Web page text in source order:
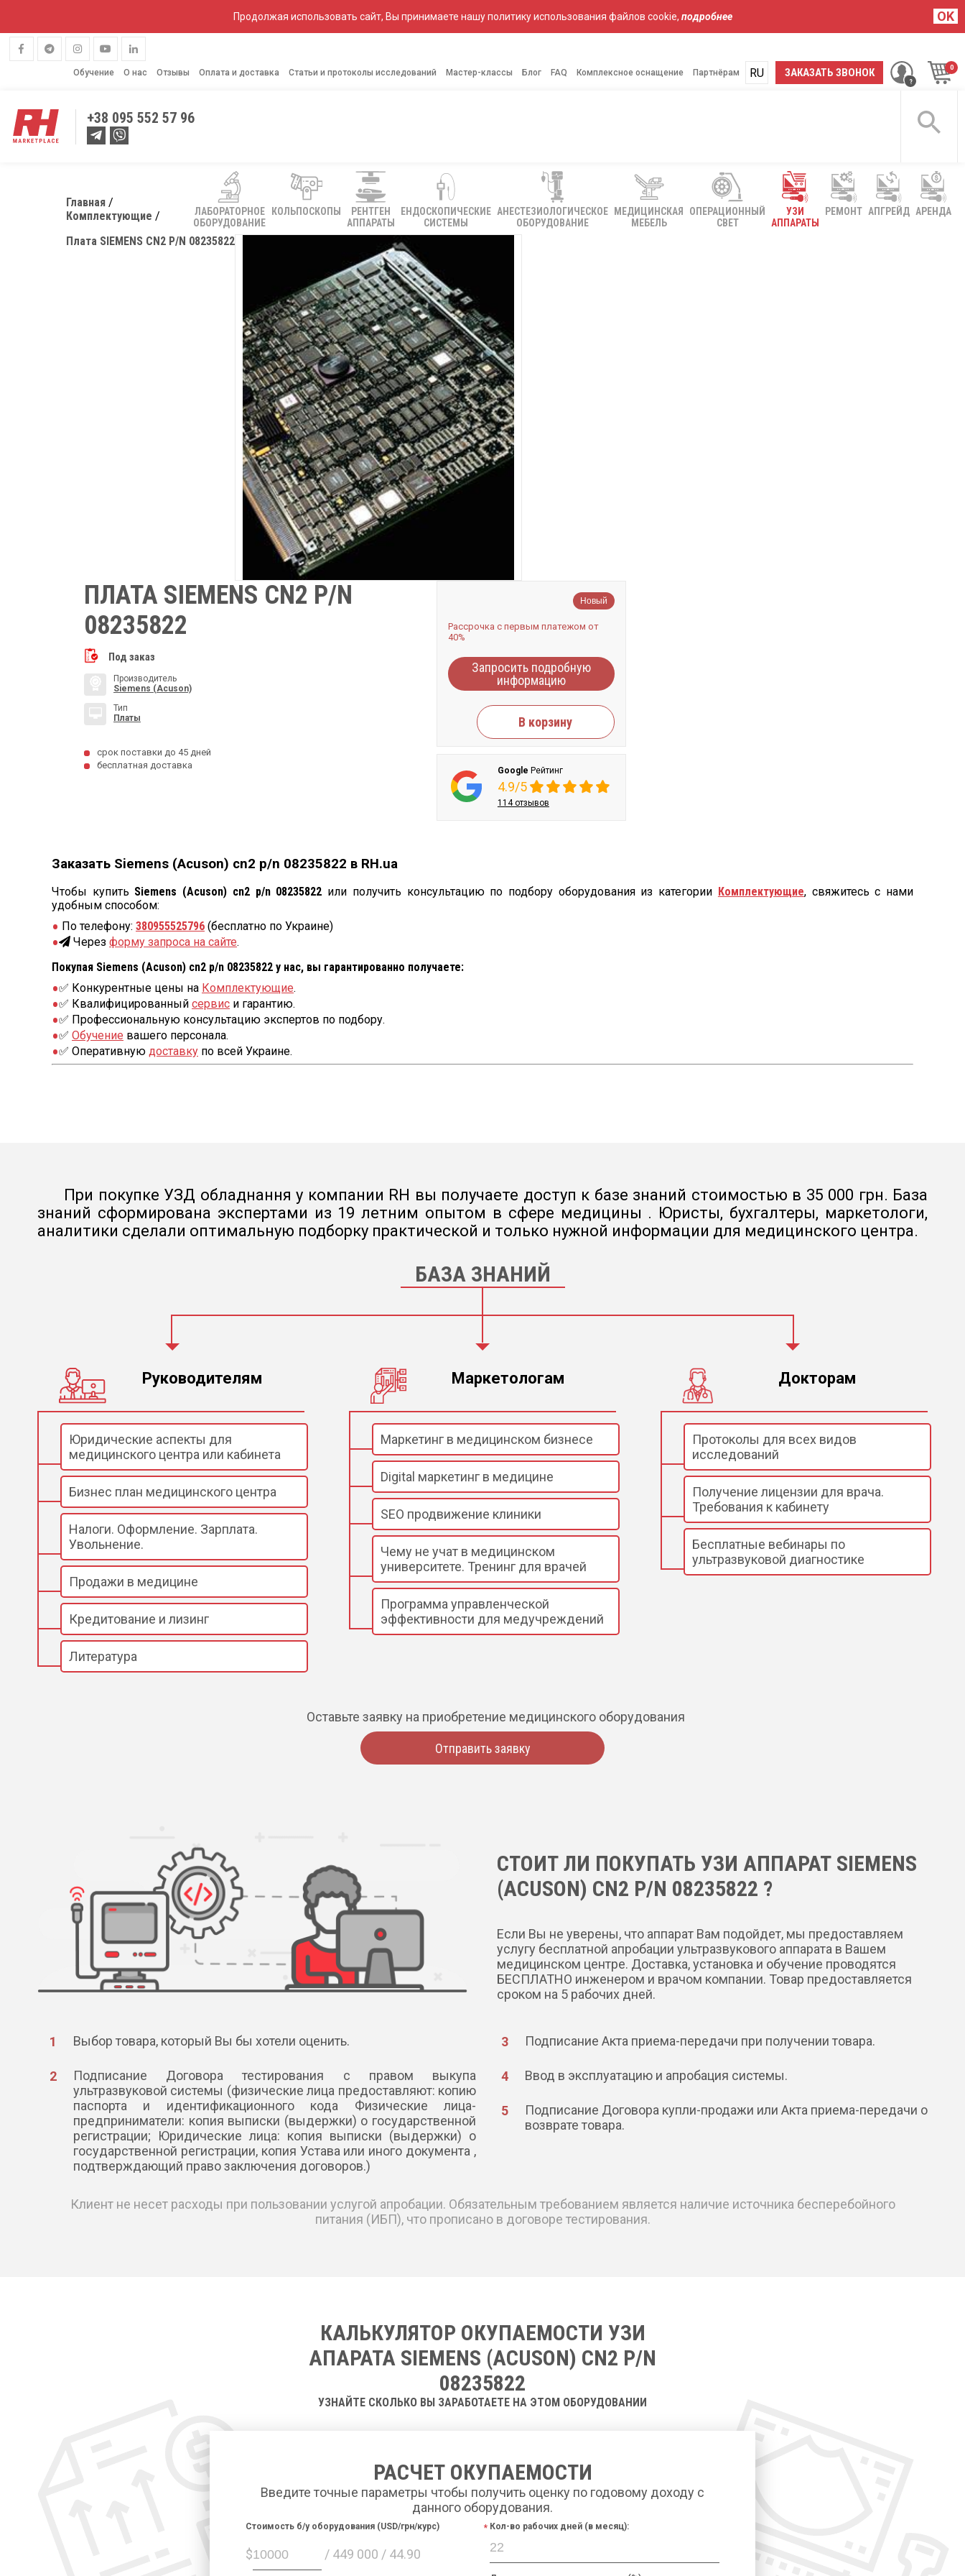
Продолжая использовать сайт, Вы принимаете нашу политику использования файлов cookie, подробнее OK
Обучение О нас Отзывы Оплата и доставка Статьи и протоколы исследований Мастер-классы Блог FAQ Комплексное оснащение Партнёрам ЗАКАЗАТЬ ЗВОНОК
RU
UA
+38 095 552 57 96
ЛАБОРАТОРНОЕ
ОБОРУДОВАНИЕ
КОЛЬПОСКОПЫ
РЕНТГЕН
АППАРАТЫ
ЕНДОСКОПИЧЕСКИЕ
СИСТЕМЫ
АНЕСТЕЗИОЛОГИЧЕСКОЕ
ОБОРУДОВАНИЕ
МЕДИЦИНСКАЯ
МЕБЕЛЬ
ОПЕРАЦИОННЫЙ
СВЕТ
УЗИ
АППАРАТЫ
РЕМОНТ АПГРЕЙД АРЕНДА
Главная
Комплектующие
Плата SIEMENS CN2 P/N 08235822
ПЛАТА SIEMENS CN2 P/N
08235822
Под заказ
Производитель
Siemens (Acuson)
Тип
Платы
срок поставки до 45 дней
бесплатная доставка
Новый
Рассрочка с первым платежом от
40%
Запросить подробную
информацию
В корзину
Google Рейтинг
4.9/5
114 отзывов
Заказать Siemens (Acuson) cn2 p/n 08235822 в RH.ua
Чтобы купить Siemens (Acuson) cn2 p/n 08235822 или получить консультацию по подбору оборудования из категории Комплектующие, свяжитесь с нами
удобным способом:
По телефону: 380955525796 (бесплатно по Украине)
Через форму запроса на сайте.
Покупая Siemens (Acuson) cn2 p/n 08235822 у нас, вы гарантированно получаете:
✅ Конкурентные цены на Комплектующие.
✅ Квалифицированный сервис и гарантию.
✅ Профессиональную консультацию экспертов по подбору.
✅ Обучение вашего персонала.
✅ Оперативную доставку по всей Украине.
При покупке УЗД обладнання у компании RH вы получаете доступ к базе знаний стоимостью в 35 000 грн. База
знаний сформирована экспертами из 19 летним опытом в сфере медицины . Юристы, бухгалтеры, маркетологи,
аналитики сделали оптимальную подборку практической и только нужной информации для медицинского центра.
БАЗА ЗНАНИЙ
Руководителям
Юридические аспекты для
медицинского центра или кабинета
Бизнес план медицинского центра
Налоги. Оформление. Зарплата.
Увольнение.
Продажи в медицине
Кредитование и лизинг
Литература
Маркетологам
Маркетинг в медицинском бизнесе
Digital маркетинг в медицине
SEO продвижение клиники
Чему не учат в медицинском
университете. Тренинг для врачей
Программа управленческой
эффективности для медучреждений
Докторам
Протоколы для всех видов
исследований
Получение лицензии для врача.
Требования к кабинету
Бесплатные вебинары по
ультразвуковой диагностике
Оставьте заявку на приобретение медицинского оборудования
Отправить заявку
СТОИТ ЛИ ПОКУПАТЬ УЗИ АППАРАТ SIEMENS
(ACUSON) CN2 P/N 08235822 ?
Если Вы не уверены, что аппарат Вам подойдет, мы предоставляем
услугу бесплатной апробации ультразвукового аппарата в Вашем
медицинском центре. Доставка, установка и обучение проводятся
БЕСПЛАТНО инженером и врачом компании. Товар предоставляется
сроком на 5 рабочих дней.
Выбор товара, который Вы бы хотели оценить.
Подписание Договора тестирования с правом выкупа
ультразвуковой системы (физические лица предоставляют: копию
паспорта и идентификационного кода Физические лица-
предприниматели: копия выписки (выдержки) о государственной
регистрации; Юридические лица: копия выписки (выдержки) о
государственной регистрации, копия Устава или иного документа ,
подтверждающий право заключения договоров.)
Подписание Акта приема-передачи при получении товара.
Ввод в эксплуатацию и апробация системы.
Подписание Договора купли-продажи или Акта приема-передачи о
возврате товара.
Клиент не несет расходы при пользовании услугой апробации. Обязательным требованием является наличие источника бесперебойного
питания (ИБП), что прописано в договоре тестирования.
КАЛЬКУЛЯТОР ОКУПАЕМОСТИ УЗИ
АПАРАТА SIEMENS (ACUSON) CN2 P/N
08235822
УЗНАЙТЕ СКОЛЬКО ВЫ ЗАРАБОТАЕТЕ НА ЭТОМ ОБОРУДОВАНИИ
РАСЧЕТ ОКУПАЕМОСТИ
Введите точные параметры чтобы получить оценку по годовому доходу с
данного оборудования.
$ / 449 000 / 44.90
Cтоимость б/у оборудования (USD/грн/курс) Кол-во рабочих дней (в месяц):